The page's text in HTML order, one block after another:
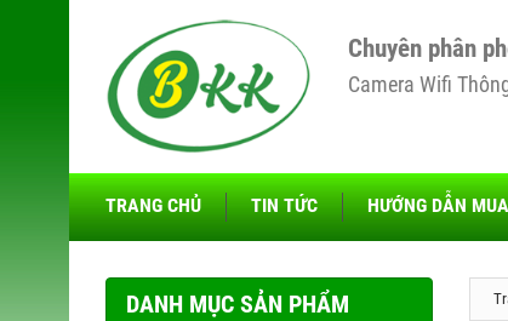
Chuyên phân
Camera Wifi
TRANG CHỦ TIN TỨC HƯỚNG DẪN
DANH MỤC SẢN PHẨM